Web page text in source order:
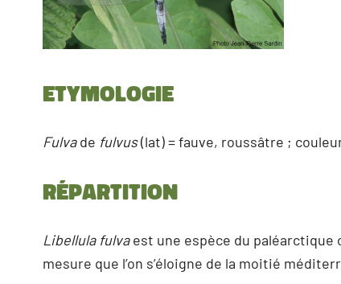
Etymologie
Fulvade fulvus(lat) = fauve, roussâtre ;
Répartition
Libellula fulvaest une espèce du paléarctique
mesure que l’on s’éloigne de la moitié